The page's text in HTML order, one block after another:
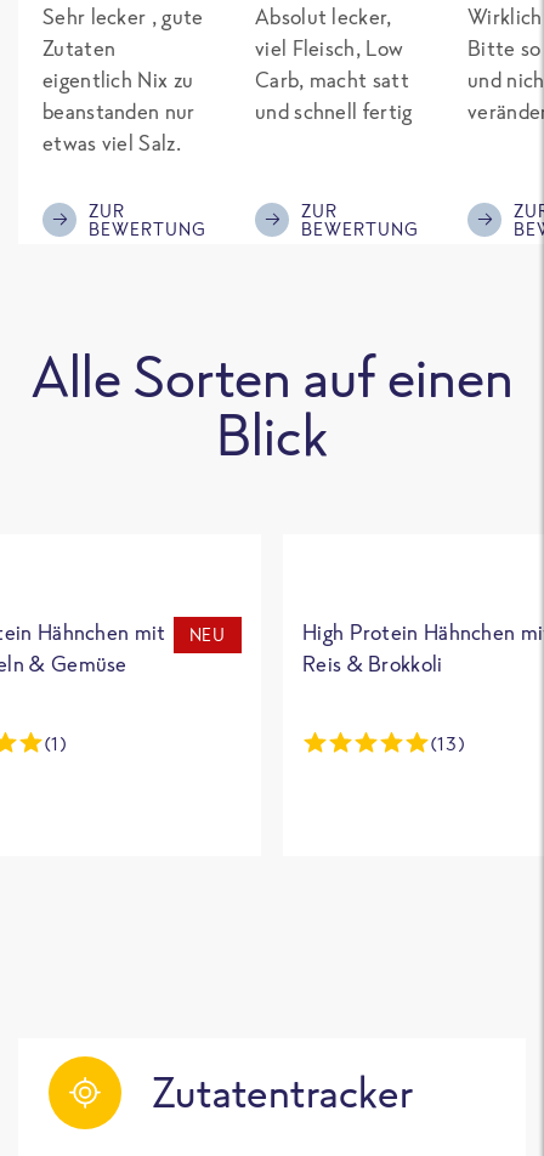
Sehr lecker , gute
Zutaten
eigentlich Nix zu
beanstanden nur
etwas viel Salz.
ZUR
BEWERTUNG
Absolut lecker,
viel Fleisch, Low
Carb, macht satt
und schnell fertig
ZUR
BEWERTUNG
Bitte so
und
Alle Sorten auf einen
Blick
Hähnchen mit
& Gemüse
NEU
(1)
High Protein Hähnchen
Reis & Brokkoli
(13)
Zutatentracker